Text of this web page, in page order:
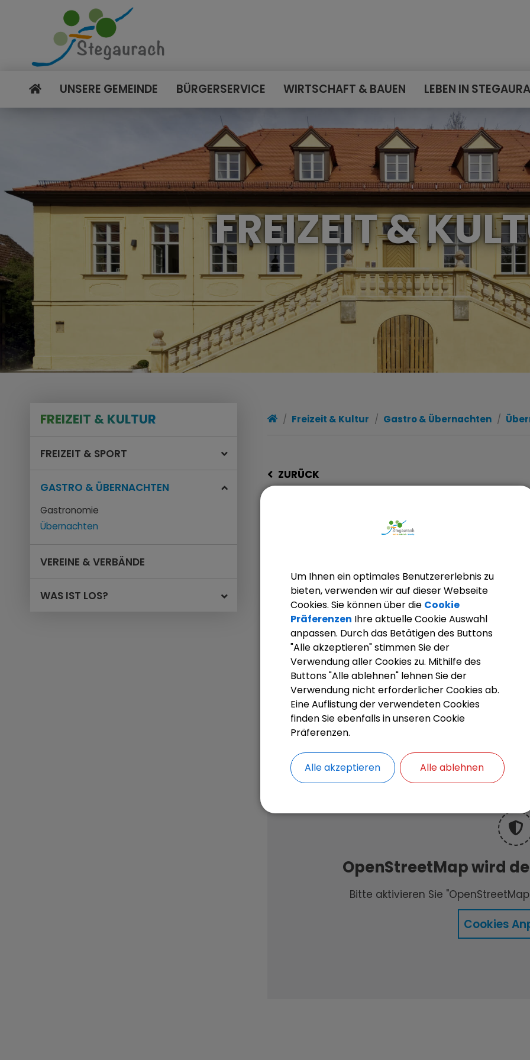
UNSERE GEMEINDE BÜRGERSERVICE WIRTSCHAFT & BAUEN LEBEN IN
FREIZEIT &
FREIZEIT & KULTUR
FREIZEIT & SPORT
GASTRO & ÜBERNACHTEN
Gastronomie
Übernachten
VEREINE & VERBÄNDE
WAS IST LOS?
Freizeit & Kultur Gastro & Übernachten
ZURÜCK
Ferienwohnung
1 Wohnung mit 68 qm, für 2-4 Pers., ab 34,00 EUR
Personen je Tag, 2 Tage Mindestaufenthalt
Kinderzusatzbett, Nichtraucherwohnung, Kinder
frei, FW allergiker-freundlich (ohne Teppichböden),
Haustiere erlaubt, Monteure u. Motorradfahrer
willkommen
OpenStreetMap wird
Bitte aktivieren Sie
Cookies
Um Ihnen ein optimales Benutzererlebnis zu
bieten, verwenden wir auf dieser Webseite
Cookies. Sie können über die Cookie
Präferenzen Ihre aktuelle Cookie Auswahl
anpassen. Durch das Betätigen des Buttons
"Alle akzeptieren" stimmen Sie der
Verwendung aller Cookies zu. Mithilfe des
Buttons "Alle ablehnen" lehnen Sie der
Verwendung nicht erforderlicher Cookies ab.
Eine Auflistung der verwendeten Cookies
finden Sie ebenfalls in unseren Cookie
Präferenzen.
Alle akzeptieren Alle ablehnen